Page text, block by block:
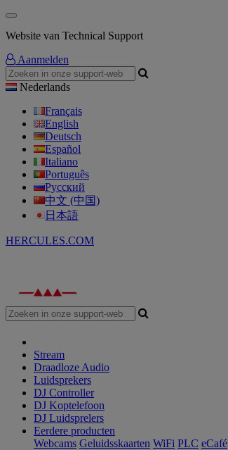
Website van Technical Support
Aanmelden
Nederlands
Français
English
Deutsch
Español
Italiano
Português
Русский
中文 (中国)
日本語
HERCULES.COM
Stream
Draadloze Audio
Luidsprekers
DJ Controller
DJ Koptelefoon
DJ Luidsprelers
Eerdere producten
Webcams Geluidsskaarten WiFi PLC eCafé